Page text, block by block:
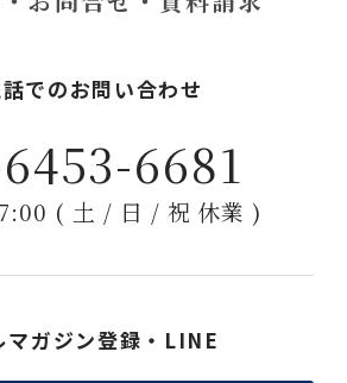
でのお問い合わせ
6681
( 土 / 日 / 祝 休業 )
マガジン登録・LINE